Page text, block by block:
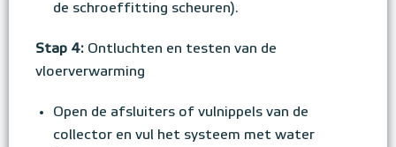
de schroeffitting scheuren).
Stap 4: Ontluchten en testen van de
vloerverwarming
Open de afsluiters of vulnippels van de
collector en vul het systeem met water